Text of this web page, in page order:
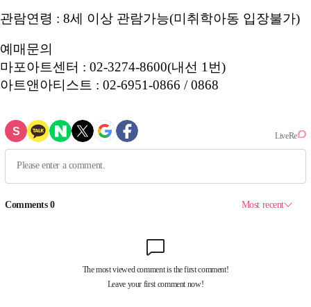
관람연령 : 8세 이상 관람가능(미취학아동 입장불가)
예매문의
마포아트센터 : 02-3274-8600(내선 1번)
아트앤아티스트 : 02-6951-0866 / 0868